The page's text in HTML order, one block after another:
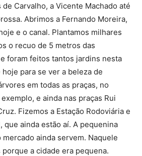
Carvalho, a Vicente Machado até
Abrimos a Fernando Moreira,
e o canal. Plantamos milhares
o recuo de 5 metros das
foram feitos tantos jardins nesta
para se ver a beleza de
em todas as praças, no
e ainda nas praças Rui
Fizemos a Estação Rodoviária e
que ainda estão aí. A pequenina
ainda servem. Naquele
a cidade era pequena.